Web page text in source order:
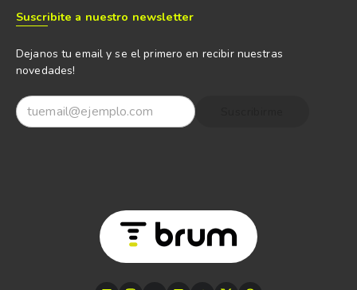
Suscribite a nuestro newsletter
Dejanos tu email y se el primero en recibir nuestras
novedades!